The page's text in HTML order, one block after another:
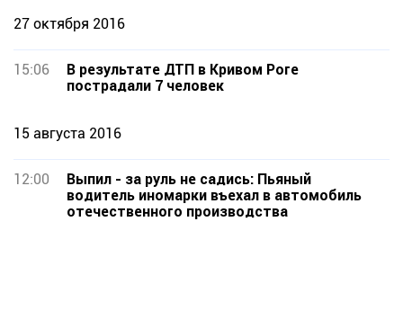
27 октября 2016
15:06
В результате ДТП в Кривом Роге
пострадали 7 человек
15 августа 2016
12:00
Выпил - за руль не садись: Пьяный
водитель иномарки въехал в автомобиль
отечественного производства